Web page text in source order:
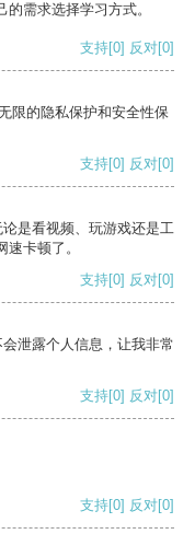
需求选择学习方式。
支持[0] 反对[0]
限的隐私保护和安全性保
支持[0] 反对[0]
是看视频、玩游戏还是工
卡顿了。
支持[0] 反对[0]
泄露个人信息，让我非常
支持[0] 反对[0]
支持[0] 反对[0]